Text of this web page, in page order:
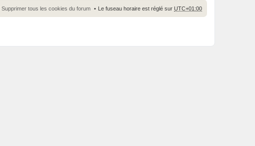
Le fuseau horaire est réglé sur UTC+01:00
Supprimer tous les cookies du forum